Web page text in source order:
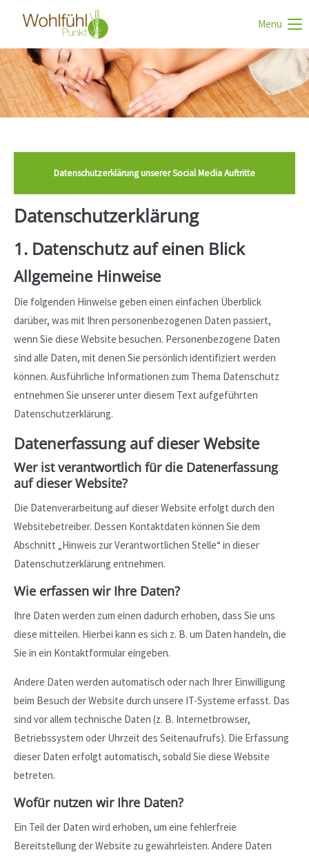
Login
Benutzername
Support
Lorem ipsum dolor sit amet:
24h/ 365days
We offer support for our customers
Get in touch
Cybersteel Inc.
376-293 City Road, Suite 600
San Francisco, CA 94102
Have any questions?
Drop us a line
info@yourdomain.com
About us
Lorem ipsum dolor sit amet, consectetuer adipiscing elit.
Aenean commodo ligula eget dolor. Aenean massa. Cum
nascetur ridiculus mus. Donec quam felis, ultricies nec.
Menu
Datenschutzerklärung unserer Social Media Auftritte
Datenschutz­erklärung
1. Datenschutz auf einen Blick
Allgemeine Hinweise
Die folgenden Hinweise geben einen einfachen Überblick
darüber, was mit Ihren personenbezogenen Daten passiert,
wenn Sie diese Website besuchen. Personenbezogene Daten
sind alle Daten, mit denen Sie persönlich identifiziert werden
können. Ausführliche Informationen zum Thema Datenschutz
entnehmen Sie unserer unter diesem Text aufgeführten
Datenschutzerklärung.
Datenerfassung auf dieser Website
Wer ist verantwortlich für die Datenerfassung
auf dieser Website?
Die Datenverarbeitung auf dieser Website erfolgt durch den
Websitebetreiber. Dessen Kontaktdaten können Sie dem
Abschnitt „Hinweis zur Verantwortlichen Stelle“ in dieser
Datenschutzerklärung entnehmen.
Wie erfassen wir Ihre Daten?
Ihre Daten werden zum einen dadurch erhoben, dass Sie uns
diese mitteilen. Hierbei kann es sich z. B. um Daten handeln, die
Sie in ein Kontaktformular eingeben.
Andere Daten werden automatisch oder nach Ihrer Einwilligung
beim Besuch der Website durch unsere IT-Systeme erfasst. Das
sind vor allem technische Daten (z. B. Internetbrowser,
Betriebssystem oder Uhrzeit des Seitenaufrufs). Die Erfassung
dieser Daten erfolgt automatisch, sobald Sie diese Website
betreten.
Wofür nutzen wir Ihre Daten?
Ein Teil der Daten wird erhoben, um eine fehlerfreie
Bereitstellung der Website zu gewährleisten. Andere Daten